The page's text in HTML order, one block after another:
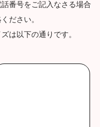
番号をご記入なさる場合
ださい。
は以下の通りです。